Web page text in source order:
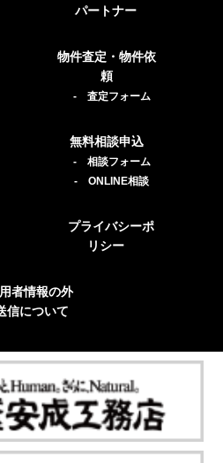
パートナー
物件査定・物件依
頼
- 査定フォーム
無料相談申込
- 相談フォーム
- ONLINE相談
プライバシーポ
リシー
者情報の外
信について